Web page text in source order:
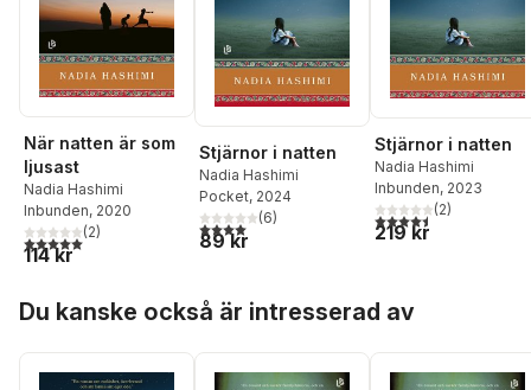
När natten är som
ljusast
Nadia Hashimi
Inbunden, 2020
5,0utav 5 stjärnor. Totalt antal röster:
(2)
114 kr
Stjärnor i natten
Nadia Hashimi
Pocket, 2024
4,0utav 5 stjärnor. Totalt antal röster:
(6)
89 kr
Stjärnor i natten
Nadia Hashimi
Inbunden, 2023
4,5utav 5 stjärnor.
(2)
219 kr
Du kanske också är intresserad av